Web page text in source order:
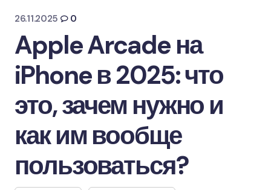
26.11.2025 0
Apple Arcade на
iPhone в 2025: что
это, зачем нужно и
как им вообще
пользоваться?